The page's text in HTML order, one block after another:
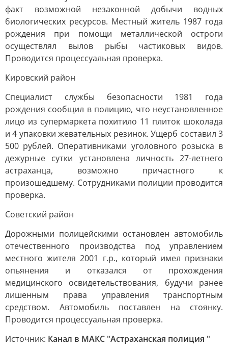
факт возможной незаконной добычи водных
биологических ресурсов. Местный житель 1987 года
рождения при помощи металлической остроги
осуществлял вылов рыбы частиковых видов.
Проводится процессуальная проверка.
Кировский район
Специалист службы безопасности 1981 года
рождения сообщил в полицию, что неустановленное
лицо из супермаркета похитило 11 плиток шоколада
и 4 упаковки жевательных резинок. Ущерб составил 3
500 рублей. Оперативниками уголовного розыска в
дежурные сутки установлена личность 27-летнего
астраханца, возможно причастного к
произошедшему. Сотрудниками полиции проводится
проверка.
Советский район
Дорожными полицейскими остановлен автомобиль
отечественного производства под управлением
местного жителя 2001 г.р., который имел признаки
опьянения и отказался от прохождения
медицинского освидетельствования, будучи ранее
лишенным права управления транспортным
средством. Автомобиль поставлен на стоянку.
Проводится процессуальная проверка.
Источник: Канал в МАКС "Астраханская полиция "